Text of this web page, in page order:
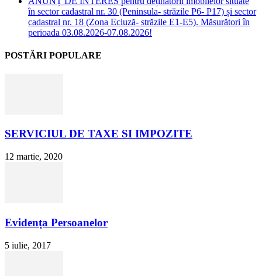
în sector cadastral nr. 30 (Peninsula- străzile P6- P17) și sector
cadastral nr. 18 (Zona Ecluză- străzile E1-E5). Măsurători în
perioada 03.08.2026-07.08.2026!
POSTĂRI POPULARE
SERVICIUL DE TAXE SI IMPOZITE
12 martie, 2020
Evidența Persoanelor
5 iulie, 2017